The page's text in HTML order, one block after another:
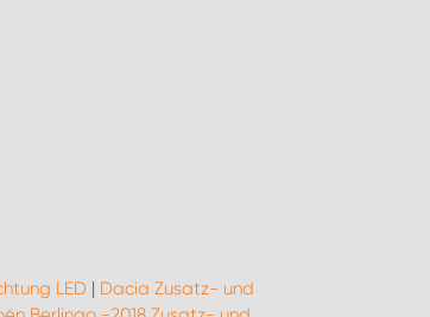
LED| Dacia Zusatz- und